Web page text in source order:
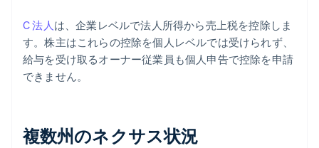
C 法人は、企業レベルで法人所得から売上税を控除しま
す。株主はこれらの控除を個人レベルでは受けられず、
給与を受け取るオーナー従業員も個人申告で控除を申請
できません。
複数州のネクサス状況